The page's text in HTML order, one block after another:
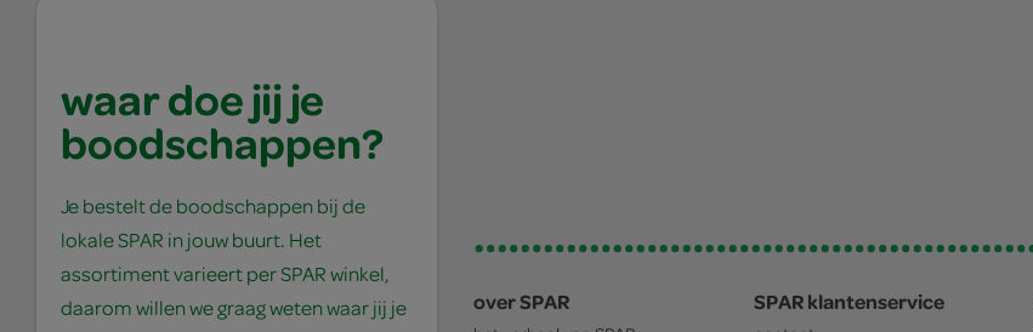
waar doe jij je
boodschappen?
Je bestelt de boodschappen bij de
lokale SPAR in jouw buurt. Het
assortiment varieert per SPAR winkel,
daarom willen we graag weten waar jij je
over SPAR SPAR klantenservice